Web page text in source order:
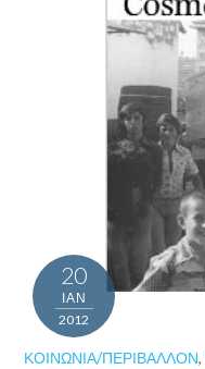
20
ΙΑΝ
2012
ΚΟΙΝΩΝΊΑ/ΠΕΡΙΒΆΛΛΟΝ,